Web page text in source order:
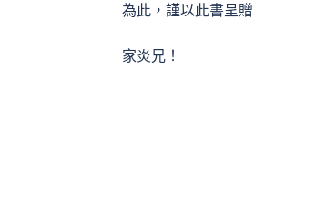
為此，謹以此書呈贈
家炎兄！